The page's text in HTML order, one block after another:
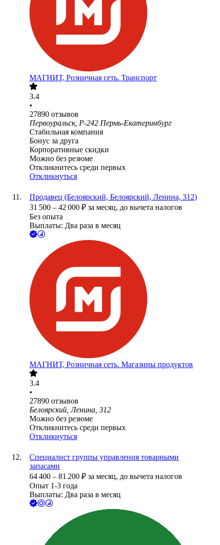
МАГНИТ, Розничная сеть. Транспорт
3.4
•
27890 отзывов
Первоуральск, Р-242 Пермь-Екатеринбург
Стабильная компания
Бонус за друга
Корпоративные скидки
Можно без резюме
Откликнитесь среди первых
Откликнуться
Продавец (Белоярский, Белоярский, Ленина, 312)
31 500 – 42 000 ₽ за месяц, до вычета налогов
Без опыта
Выплаты: Два раза в месяц
МАГНИТ, Розничная сеть. Магазины продуктов
3.4
•
27890 отзывов
Белоярский, Ленина, 312
Можно без резюме
Откликнитесь среди первых
Откликнуться
Специалист группы управления товарными
запасами
64 400 – 81 200 ₽ за месяц, до вычета налогов
Опыт 1-3 года
Выплаты: Два раза в месяц